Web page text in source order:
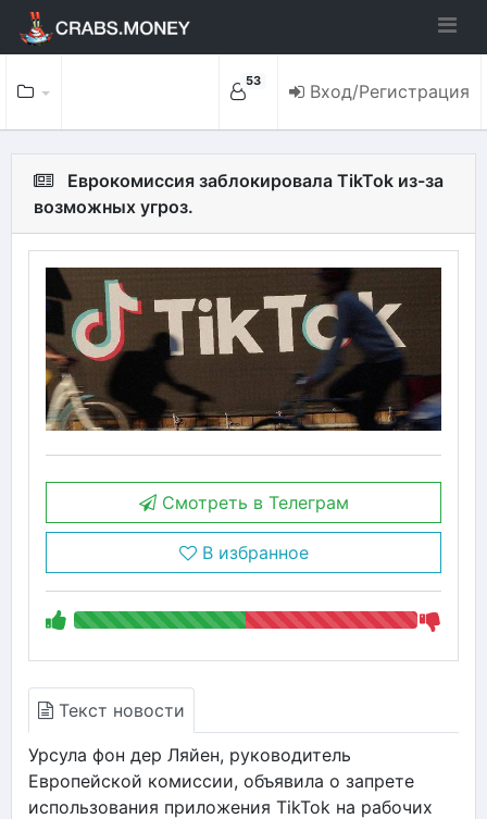
53 Вход/Регистрация
Еврокомиссия заблокировала TikTok из-за
возможных угроз.
Смотреть в Телеграм
В избранное
Текст новости
Урсула фон дер Ляйен, руководитель
Европейской комиссии, объявила о запрете
использования приложения TikTok на рабочих